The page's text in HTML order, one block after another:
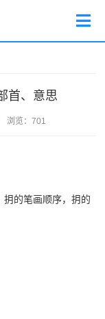
首、意思
浏览： 701
的笔画顺序，抈的